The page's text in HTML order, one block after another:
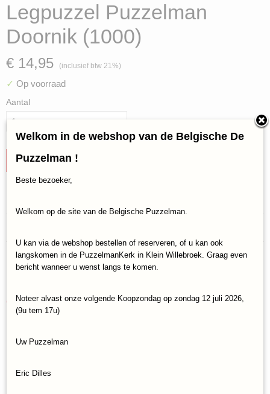
Legpuzzel Puzzelman
Doornik (1000)
€ 14,95 (inclusief btw 21%)
✓ Op voorraad
Aantal
IN WINKELWAGEN
EAN code
5425014564129
Afmetingen (l,b,h)
68 x 48,50 x 0,20 cm
Ook interessant
Welkom in de webshop van de Belgische De
Puzzelman !
Beste bezoeker,
Welkom op de site van de Belgische Puzzelman.
U kan via de webshop bestellen of reserveren, of u kan ook
langskomen in de PuzzelmanKerk in Klein Willebroek. Graag even
bericht wanneer u wenst langs te komen.
Noteer alvast onze volgende Koopzondag op zondag 12 juli 2026,
(9u tem 17u)
Uw Puzzelman
Eric Dilles